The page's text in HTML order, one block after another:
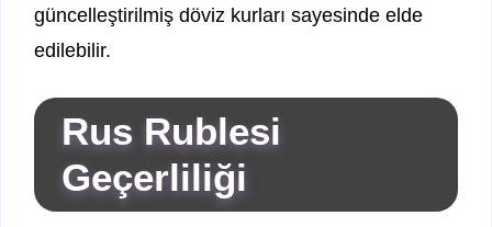
güncelleştirilmiş döviz kurları sayesinde elde
edilebilir.
Rus Rublesi
Geçerliliği